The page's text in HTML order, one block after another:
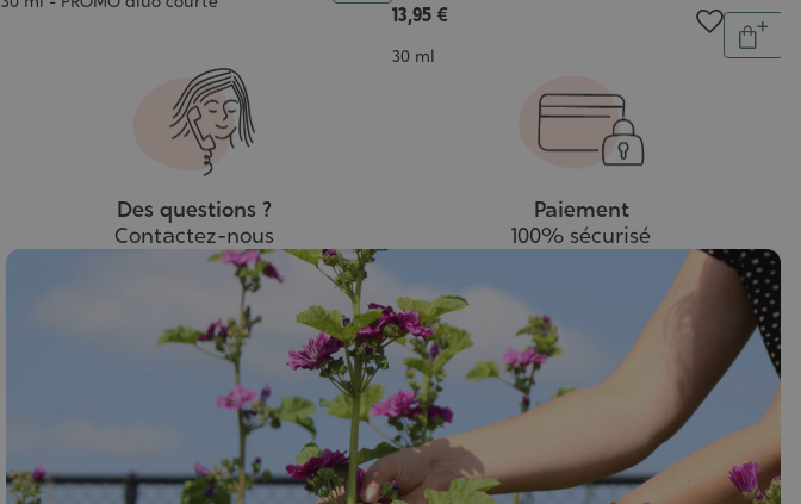
panier
5/5
13,95 €
Contenance
30 ml
Des questions ?
Contactez-nous
Paiement
100% sécurisé